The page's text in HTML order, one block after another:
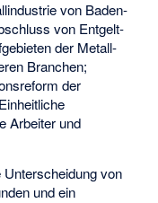
von Baden-
von Entgelt-
der Metall-
Branchen;
der
Arbeiter und
von
und ein